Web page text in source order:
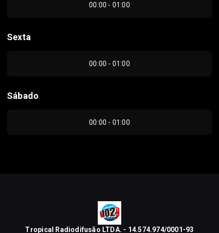
00:00 - 01:00
Sexta
00:00 - 01:00
Sábado
00:00 - 01:00
Tropical Radiodifusão LTDA. - 14.574.974/0001-93